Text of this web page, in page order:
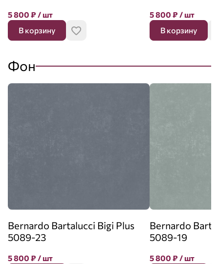
5 800 ₽ / шт
В корзину
5 800 ₽ / шт
В корзину
Фон
Bernardo Bartalucci Bigi Plus
5089-23
5 800 ₽ / шт
Bernardo
5089-19
5 800 ₽ / шт